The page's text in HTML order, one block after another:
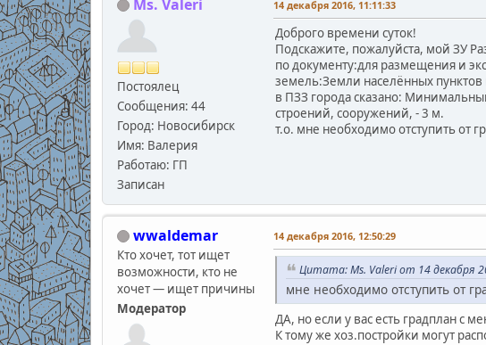
Ms. Valeri
Постоялец
Сообщения: 44
Город: Новосибирск
Имя: Валерия
Работаю: ГП
Записан
14 декабря 2016, 11:11:33
Доброго времени суток!
Подскажите, пожалуйста, мой ЗУ
по документу:для размещения и
земель:Земли населённых
в ПЗЗ города сказано:
строений, сооружений, - 3 м.
т.о. мне необходимо отступить от
wwaldemar
Кто хочет, тот ищет
возможности, кто не
хочет — ищет причины
Модератор
14 декабря 2016, 12:50:29
Цитата: Ms. Valeri от 14 декабря
мне необходимо отступить от
ДА, но если у вас есть градплан с
К тому же хоз.постройки могут